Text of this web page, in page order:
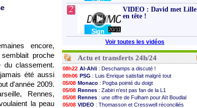
encore,
semblait proche
du classement.
été aussi
d'année 2009.
, Rennes,
la peau
2
20/11
VIDEO : David met Lille
en tête !
Voir toutes les vidéos
Actu et transferts 24h/24
08h22 Al-Ahli : Deschamps a discuté !
00h06 PSG : Luis Enrique satisfait malgré tout
05/08 Monaco : Pogba pointé du doigt
05/08 Rennes : Zabiri n'est pas fan de la L1
05/08 Rennes : une offre de Fulham pour Aït Boudlal
05/08 VIDEO : Thomasson et Cresswell réconciliés